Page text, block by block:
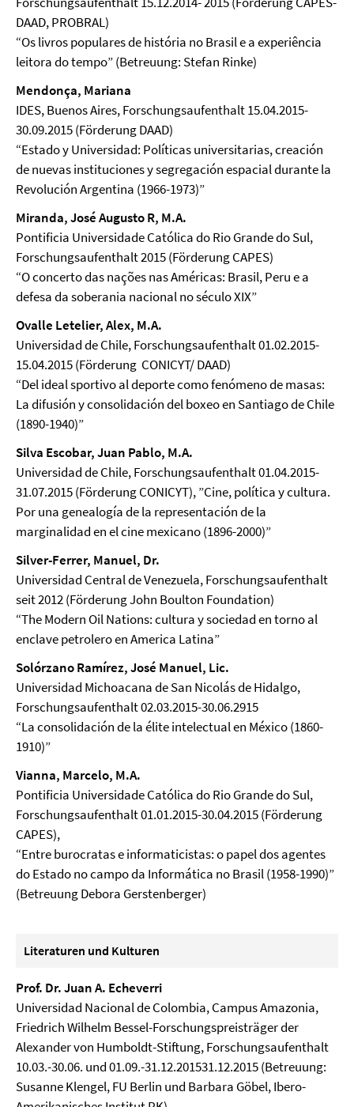
DAAD, PROBRAL)
“Os livros populares de história no Brasil e a experiência
leitora do tempo” (Betreuung: Stefan Rinke)
Mendonça, Mariana
IDES, Buenos Aires, Forschungsaufenthalt 15.04.2015-
30.09.2015 (Förderung DAAD)
“Estado y Universidad: Políticas universitarias, creación
de nuevas instituciones y segregación espacial durante la
Revolución Argentina (1966-1973)”
Miranda, José Augusto R, M.A.
Pontificia Universidade Católica do Rio Grande do Sul,
Forschungsaufenthalt 2015 (Förderung CAPES)
“O concerto das nações nas Américas: Brasil, Peru e a
defesa da soberania nacional no século XIX”
Ovalle Letelier, Alex, M.A.
Universidad de Chile, Forschungsaufenthalt 01.02.2015-
15.04.2015 (Förderung CONICYT/ DAAD)
“Del ideal sportivo al deporte como fenómeno de masas:
La difusión y consolidación del boxeo en Santiago de Chile
(1890-1940)”
Silva Escobar, Juan Pablo, M.A.
Universidad de Chile, Forschungsaufenthalt 01.04.2015-
31.07.2015 (Förderung CONICYT), ”Cine, política y cultura.
Por una genealogía de la representación de la
marginalidad en el cine mexicano (1896-2000)”
Silver-Ferrer, Manuel, Dr.
Universidad Central de Venezuela, Forschungsaufenthalt
seit 2012 (Förderung John Boulton Foundation)
“The Modern Oil Nations: cultura y sociedad en torno al
enclave petrolero en America Latina”
Solórzano Ramírez, José Manuel, Lic.
Universidad Michoacana de San Nicolás de Hidalgo,
Forschungsaufenthalt 02.03.2015-30.06.2915
“La consolidación de la élite intelectual en México (1860-
1910)”
Vianna, Marcelo, M.A.
Pontificia Universidade Católica do Rio Grande do Sul,
Forschungsaufenthalt 01.01.2015-30.04.2015 (Förderung
CAPES),
“Entre burocratas e informaticistas: o papel dos agentes
do Estado no campo da Informática no Brasil (1958-1990)”
(Betreuung Debora Gerstenberger)
Literaturen und Kulturen
Prof. Dr. Juan A. Echeverri
Universidad Nacional de Colombia, Campus Amazonia,
Friedrich Wilhelm Bessel-Forschungspreisträger der
Alexander von Humboldt-Stiftung, Forschungsaufenthalt
10.03.-30.06. und 01.09.-31.12.201531.12.2015 (Betreuung:
Susanne Klengel, FU Berlin und Barbara Göbel, Ibero-